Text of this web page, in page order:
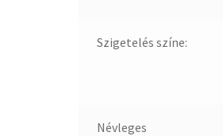
Szigetelés színe:
Névleges